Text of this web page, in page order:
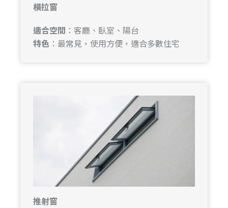
橫拉窗
適合空間 ：客廳、臥室、陽台
特色 ：最常見，使用方便，適合多數住宅
推射窗